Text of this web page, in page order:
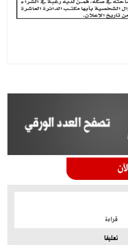
قراءة
تعليقا